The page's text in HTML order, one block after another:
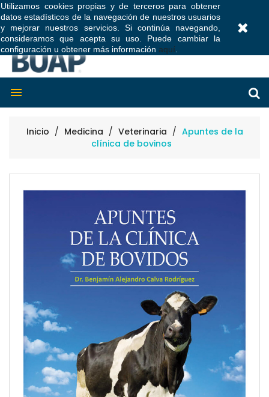
Utilizamos cookies propias y de terceros para obtener
datos estadísticos de la navegación de nuestros usuarios
y mejorar nuestros servicios. Si continúa navegando,
consideramos que acepta su uso. Puede cambiar la
configuración u obtener más información aquí

Inicio Medicina Veterinaria
Apuntes de la
clínica de bovinos